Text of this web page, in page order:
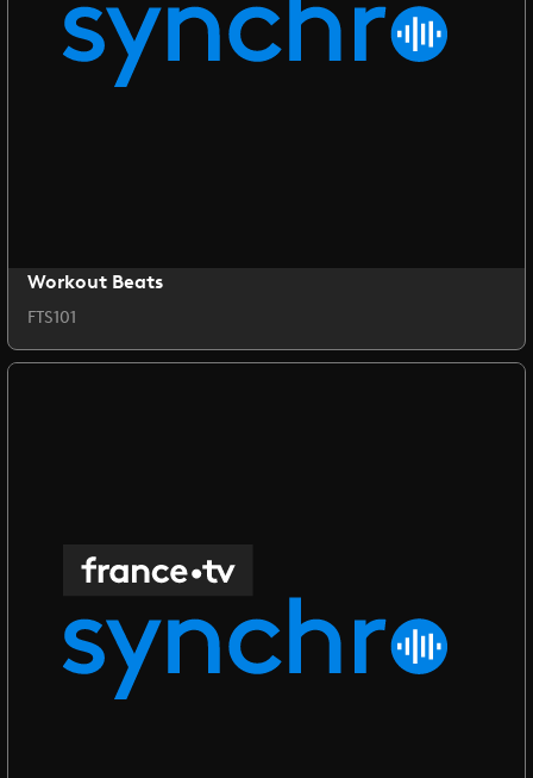
Workout Beats
FTS101